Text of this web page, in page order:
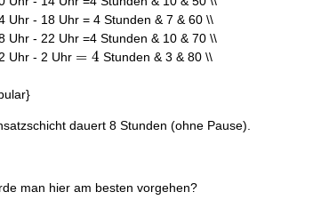
Uhr - 18 Uhr = 4 Stunden & 7 & 60 \\
Uhr - 22 Uhr =4 Stunden & 10 & 70 \\
Uhr - 2 Uhr =4
= 4 Stunden & 3 & 80 \\
dauert 8 Stunden (ohne Pause).
man hier am besten vorgehen?